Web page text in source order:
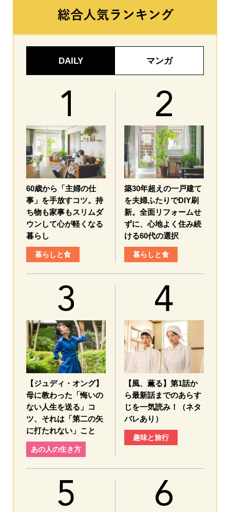
DAILY マンガ
60歳から「主婦の仕
事」を手放すコツ。持
ち物も家事もスリムダ
ウンして心が軽くなる
暮らし
暮らしと食
築30年超えの一戸建て
を夫婦ふたりでDIY刷
新。全面リフォームせ
ずに、心地よく住み続
ける60代の選択
暮らしと食
【ジュディ・オング】
母に教わった「悔いの
ない人生を送る」コ
ツ、それは「第二の矢
に打たれない」こと
あの人の生き方
【風、薫る】第1話か
ら最新話までのあらす
じを一気読み！（ネタ
バレあり）
趣味と旅行